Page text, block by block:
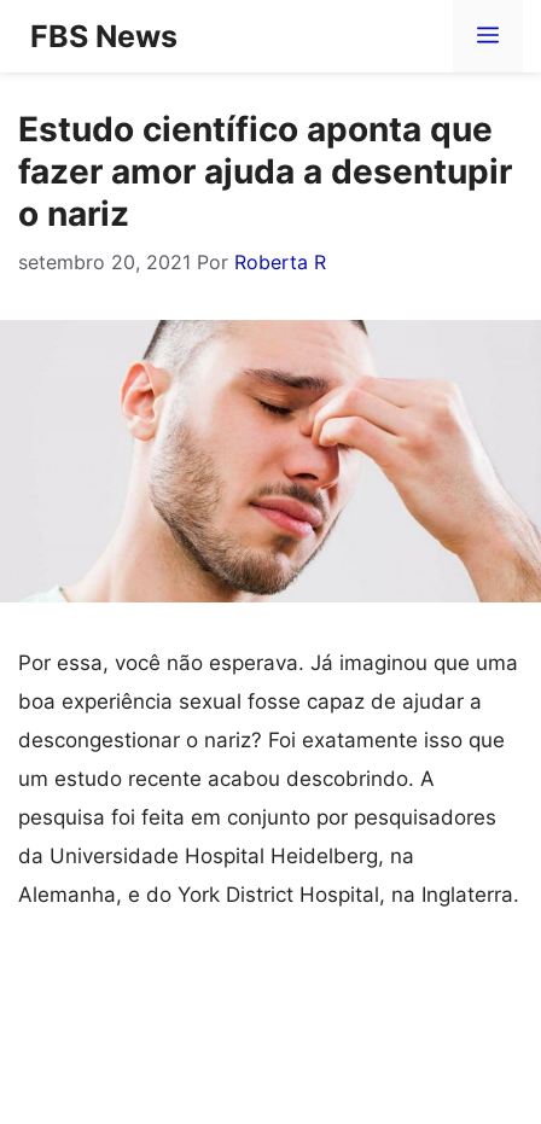
Pular
conteúdo
FBS News
Estudo científico aponta que
fazer amor ajuda a desentupir
o nariz
setembro 20, 2021 Por Roberta R
Por essa, você não esperava. Já imaginou que uma
boa experiência sexual fosse capaz de ajudar a
descongestionar o nariz? Foi exatamente isso que
um estudo recente acabou descobrindo. A
pesquisa foi feita em conjunto por pesquisadores
da Universidade Hospital Heidelberg, na
Alemanha, e do York District Hospital, na Inglaterra.